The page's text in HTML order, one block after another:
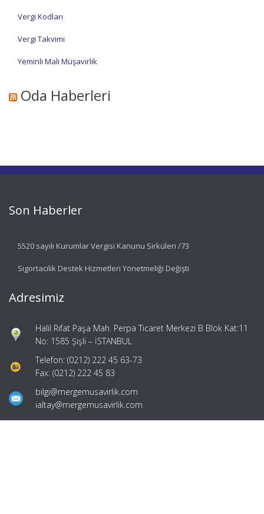
Vergi Kodları
Vergi Takvimi
Yeminli Mali Müşavirlik
Oda Haberleri
Son Haberler
5520 sayılı Kurumlar Vergisi Kanunu Sirküleri /73
Sigortacılık Destek Hizmetleri Yönetmeliği Değişti
Adresimiz
Halil Rıfat Paşa Mah. Perpa Ticaret Merkezi B Blok Kat:11
No: 1585 Şişli – İSTANBUL
Telefon: (0212) 222 45 63-73
Fax: (0212) 222 45 83
bilgi@mergemusavirlik.com
ialtay@mergemusavirlik.com